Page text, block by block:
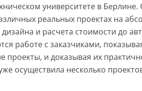
университете в
реальных проектах на
и расчета стоимости до
работе с заказчиками,
проекты, и доказывая их
осуществила несколько